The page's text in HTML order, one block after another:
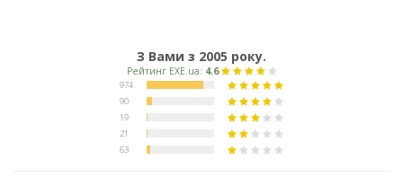
З Вами з 2005 року.